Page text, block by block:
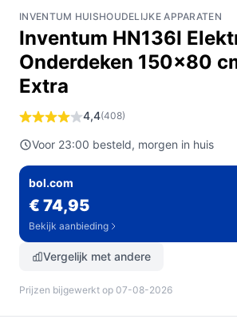
INVENTUM HUISHOUDELIJKE APPARATEN
Inventum HN136I
Onderdeken 150x80
Extra
4,4(408)
Voor 23:00 besteld, morgen in huis
bol.com
€ 74,95
Bekijk aanbieding
Vergelijk met andere
Prijzen bijgewerkt op 07-08-2026